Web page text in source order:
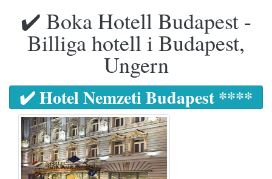
✔️ Boka Hotell Budapest -
Billiga hotell i Budapest,
Ungern
✔️ Hotel Nemzeti Budapest ****